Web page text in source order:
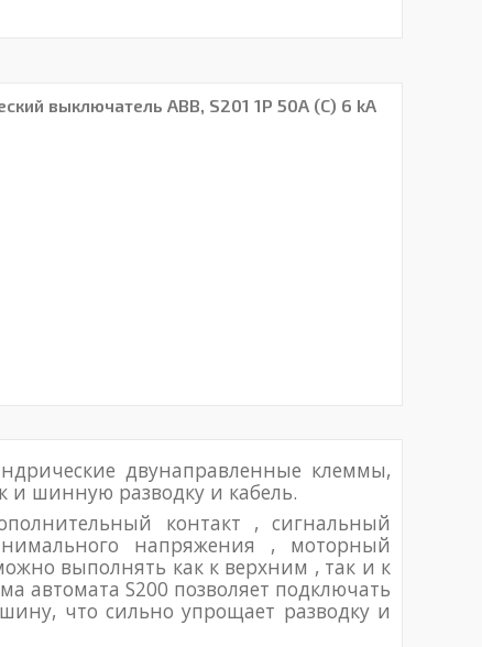
выключатель ABB, S201 1P 50А (С) 6 kA
двунаправленные клеммы,
и шинную разводку и кабель.
контакт , сигнальный
напряжения , моторный
выполнять как к верхним , так и к
S200 позволяет подключать
что сильно упрощает разводку и